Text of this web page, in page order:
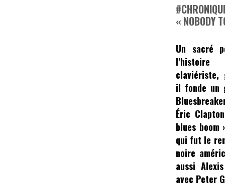
« NOBODY
Un sacré
l’histoire
claviériste,
il fonde un
Éric Clapton
blues boom
qui fut le
noire
aussi
avec Peter